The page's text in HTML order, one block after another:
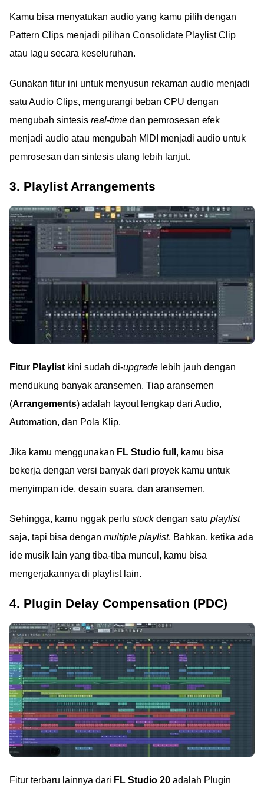
Kamu bisa menyatukan audio yang kamu pilih dengan
Pattern Clips menjadi pilihan Consolidate Playlist Clip
atau lagu secara keseluruhan.
Gunakan fitur ini untuk menyusun rekaman audio menjadi
satu Audio Clips, mengurangi beban CPU dengan
mengubah sintesis real-time dan pemrosesan efek
menjadi audio atau mengubah MIDI menjadi audio untuk
pemrosesan dan sintesis ulang lebih lanjut.
3. Playlist Arrangements
Fitur Playlist kini sudah di-upgrade lebih jauh dengan
mendukung banyak aransemen. Tiap aransemen
(Arrangements) adalah layout lengkap dari Audio,
Automation, dan Pola Klip.
Jika kamu menggunakan FL Studio full , kamu bisa
bekerja dengan versi banyak dari proyek kamu untuk
menyimpan ide, desain suara, dan aransemen.
Sehingga, kamu nggak perlu stuckdengan satu playlist
saja, tapi bisa dengan multiple playlist. Bahkan, ketika ada
ide musik lain yang tiba-tiba muncul, kamu bisa
mengerjakannya di playlist lain.
4. Plugin Delay Compensation (PDC)
Fitur terbaru lainnya dari FL Studio 20 adalah Plugin